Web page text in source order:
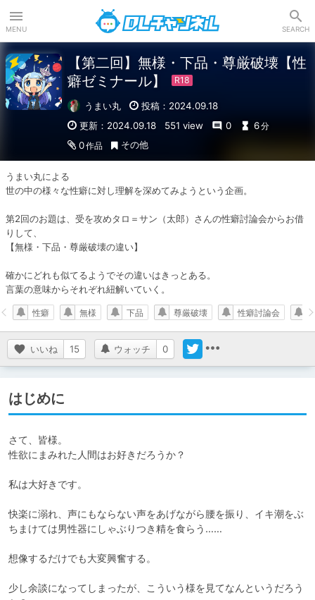
MENU SEARCH
【第二回】無様・下品・尊厳破壊【性
癖ゼミナール】
うまい丸
投稿：2024.09.18
更新：2024.09.18
551 view 0 6分
0作品 その他
うまい丸による
世の中の様々な性癖に対し理解を深めてみようという企画。
第2回のお題は、受を攻めタロ＝サン（太郎）さんの性癖討論会からお借
りして、
【無様・下品・尊厳破壊の違い】
確かにどれも似てるようでその違いはきっとある。
言葉の意味からそれぞれ紐解いていく。
いいね 15 ウォッチ 0
性癖 無様 下品 尊厳破壊 性癖討論会
はじめに
さて、皆様。
性欲にまみれた人間はお好きだろうか？
私は大好きです。
快楽に溺れ、声にもならない声をあげながら腰を振り、イキ潮をぶ
ちまけては男性器にしゃぶりつき精を食らう……
想像するだけでも大変興奮する。
少し余談になってしまったが、こういう様を見てなんというだろう